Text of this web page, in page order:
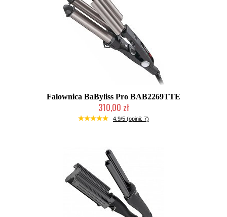
Falownica BaByliss Pro BAB2269TTE
310,00 zł
Chwilowo niedostępny
4.9/5 (opinii: 7)